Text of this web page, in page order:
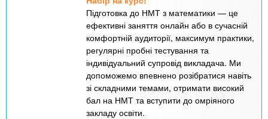
Підготовка до НМТ з математики — це
ефективні заняття онлайн або в сучасній
комфортній аудиторії, максимум практики,
регулярні пробні тестування та
індивідуальний супровід викладача. Ми
допоможемо впевнено розібратися навіть
зі складними темами, отримати високий
бал на НМТ та вступити до омріяного
закладу освіти.